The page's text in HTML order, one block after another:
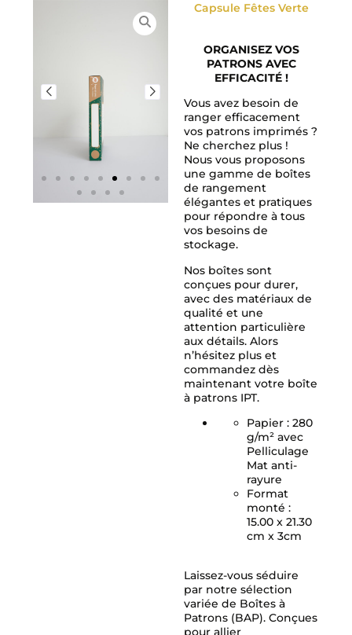
Capsule Fêtes Verte
ORGANISEZ VOS
PATRONS AVEC
EFFICACITÉ !
Vous avez besoin de
ranger efficacement
vos patrons imprimés ?
Ne cherchez plus !
Nous vous proposons
une gamme de boîtes
de rangement
élégantes et pratiques
pour répondre à tous
vos besoins de
stockage.
Nos boîtes sont
conçues pour durer,
avec des matériaux de
qualité et une
attention particulière
aux détails. Alors
n’hésitez plus et
commandez dès
maintenant votre boîte
à patrons IPT.
Papier : 280
g/m² avec
Pelliculage
Mat anti-
rayure
Format
monté :
15.00 x 21.30
cm x 3cm
Laissez-vous séduire
par notre sélection
variée de Boîtes à
Patrons (BAP). Conçues
pour allier